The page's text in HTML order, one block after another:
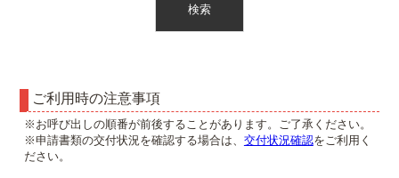
ご利用時の注意事項
※お呼び出しの順番が前後することがあります。ご了承ください。
※申請書類の交付状況を確認する場合は、 交付状況確認をご利用く
ださい。